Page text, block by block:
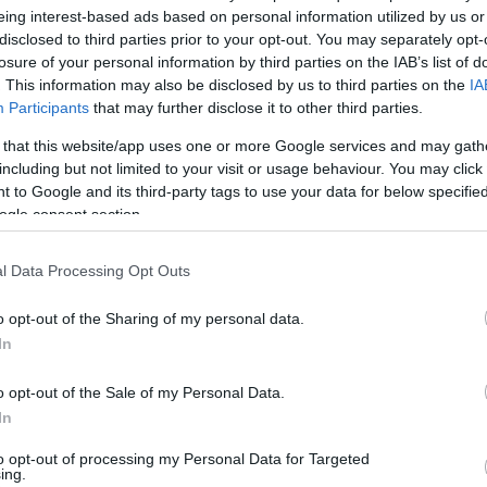
interest-based ads based on personal information utilized by us
to third parties prior to your opt-out. You may separately
of your personal information by third parties on the IAB’s list of
This information may also be disclosed by us to third parties on the
Participants that may further disclose it to other third parties.
that this website/app uses one or more Google services and may
but not limited to your visit or usage behaviour. You may
to Google and its third-party tags to use your data for below
consent section.
Data Processing Opt Outs
opt-out of the Sharing of my personal data.
opt-out of the Sale of my Personal Data.
opt-out of processing my Personal Data for Targeted
segítséget" - idézte fel Márton András, a
SzemTanú ötletgazdája, főszerkesztője, a KFT
együttesből ismert zenész.
öt lapszámnak, és Kr.e 100-tól egészen
korszakot úgy, hogy a fontos
rovatszerkezetben számol be. "Ezt a
húsz évvel ezelőtt és azóta is nagy
diákok egyaránt. Azt tapasztaltam, hogy a
írták meg ezeket a cikkeket. Köztük volt
csillagász, a Budapesti Planetárium egykori
BTK Ókortörténeti Tanszékét vezető egyetemi
ókori, középkori és reneszánsz orvostörténet
és hatszáz
átvettek
a tanórai